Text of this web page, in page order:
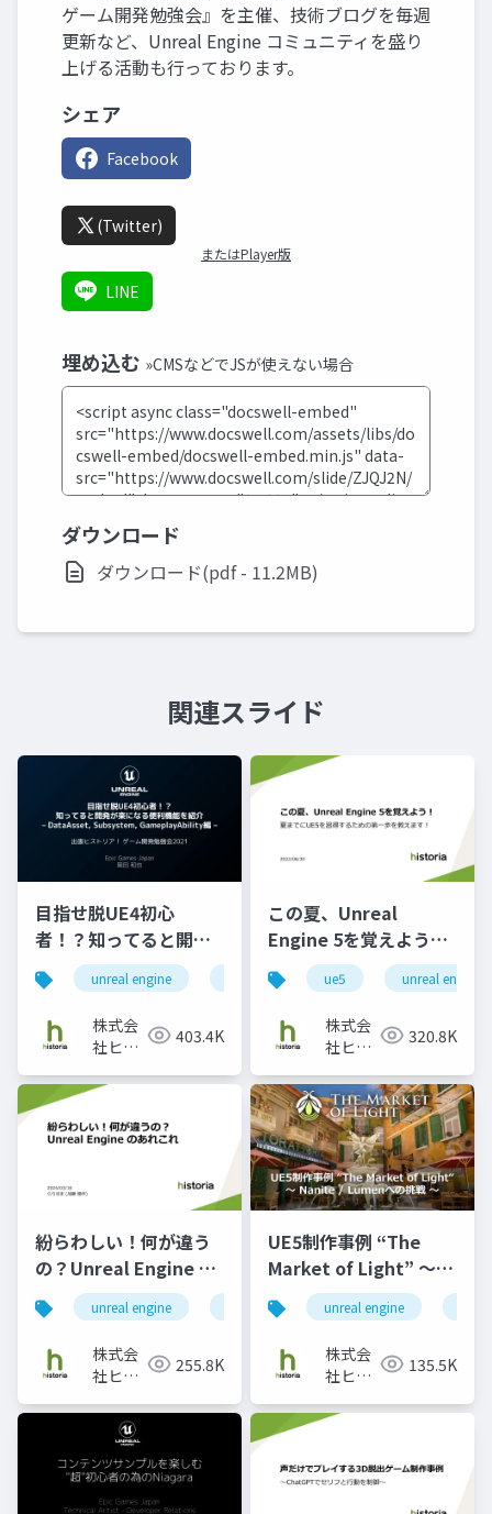
ゲーム開発勉強会』を主催、技術ブログを毎週
更新など、Unreal Engine コミュニティを盛り
上げる活動も行っております。
シェア
Facebook
(Twitter)
またはPlayer版
LINE
埋め込む »CMSなどでJSが使えない場合
ダウンロード
ダウンロード(pdf - 11.2MB)
関連スライド
目指せ脱UE4初心
者！？知ってると開発
が楽になる便利機能を
紹介 - DataAsset,
Subsystem,
GameplayAbility編 -
unreal engine unreal engine 4
株式会
社ヒス
403.4K
この夏、Unreal
Engine 5を覚えよう！
夏までにUE5を習得す
るための第一歩を教え
ます！
ue5 unreal engine5
株式会
社ヒス
320.8K
紛らわしい！何が違う
の？Unreal Engine の
あれこれunreal engine エンジニア
株式会
社ヒス
255.8K
UE5制作事例 “The
Market of Light” ～
Nanite／Lumenへの挑
戦～
unreal engine
株式会
社ヒス
135.5K